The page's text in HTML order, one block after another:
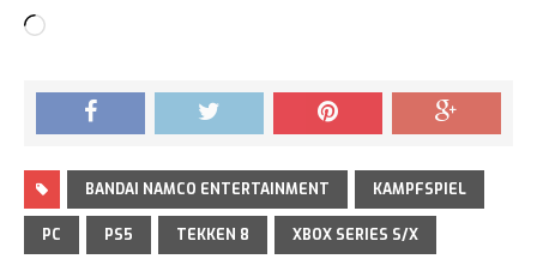
Loading…
BANDAI NAMCO ENTERTAINMENT KAMPFSPIEL
PC PS5 TEKKEN 8 XBOX SERIES S/X